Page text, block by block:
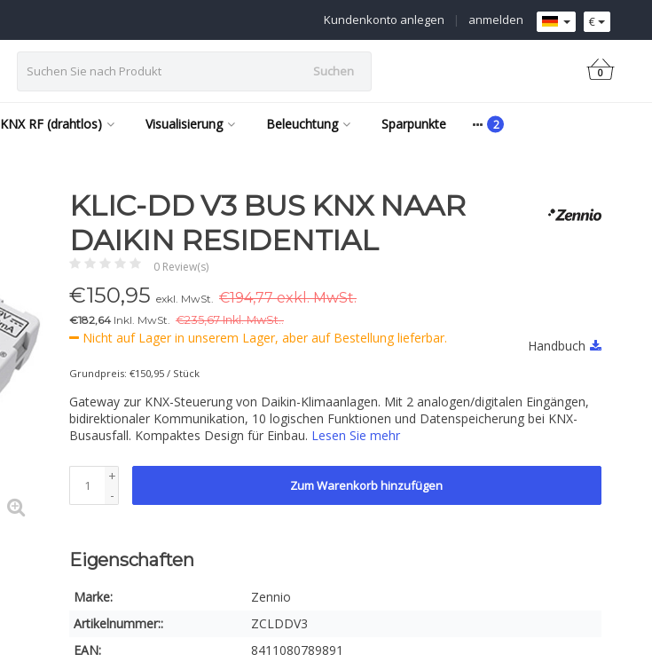
€
anmelden
|
Kundenkonto anlegen
Suchen 0
KNX RF (drahtlos) Visualisierung Beleuchtung Sparpunkte
KLIC-DD V3 BUS KNX NAAR
DAIKIN RESIDENTIAL
0 Review(s)
€150,95 exkl. MwSt. €194,77 exkl. MwSt.
€182,64 Inkl. MwSt. €235,67 Inkl. MwSt..
Nicht auf Lager in unserem Lager, aber auf Bestellung lieferbar. Handbuch
Grundpreis: €150,95 / Stück
Gateway zur KNX-Steuerung von Daikin-Klimaanlagen. Mit 2 analogen/digitalen Eingängen,
bidirektionaler Kommunikation, 10 logischen Funktionen und Datenspeicherung bei KNX-
Busausfall. Kompaktes Design für Einbau. Lesen Sie mehr
+
-
Zum Warenkorb hinzufügen
Eigenschaften
Marke:
Zennio
Artikelnummer::
ZCLDDV3
EAN:
8411080789891